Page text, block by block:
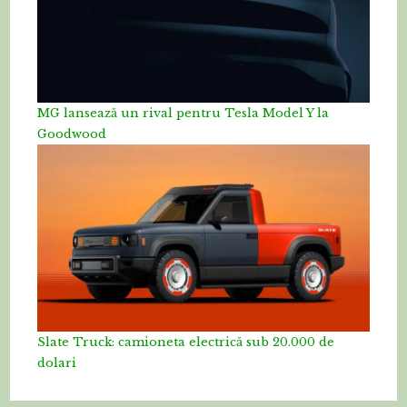
MG lansează un rival pentru Tesla Model Y la
Goodwood
Slate Truck: camioneta electrică sub 20.000 de
dolari